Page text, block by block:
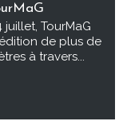
TourMaG
de plus de
à travers...